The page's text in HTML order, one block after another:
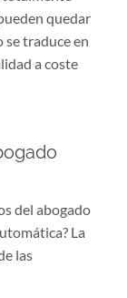
quedar
traduce en
a coste
del abogado
La
las